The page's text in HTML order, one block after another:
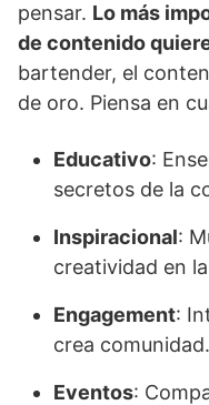
pensar. Lo más
de contenido
bartender, el
de oro. Piensa en
Educativo:
secretos de la
Inspiracional:
creatividad en
Engagement:
crea comunidad.
Eventos: